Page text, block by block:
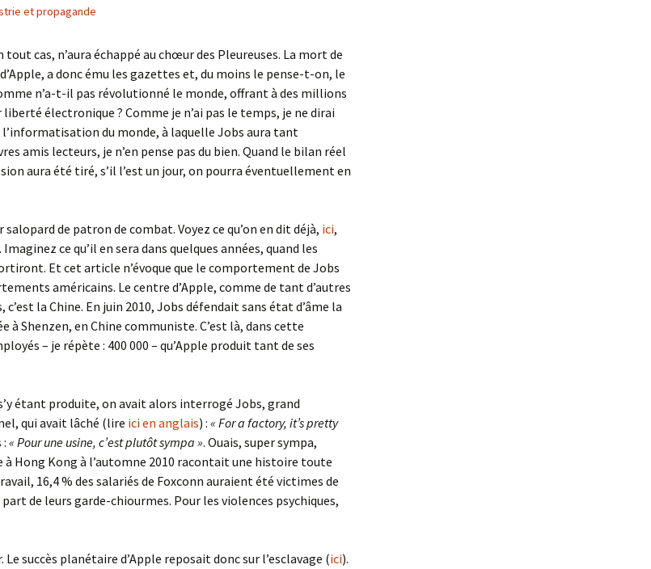
et propagande
tout cas, n’aura échappé au chœur des Pleureuses. La mort de
a donc ému les gazettes et, du moins le pense-t-on, le
n’a-t-il pas révolutionné le monde, offrant à des millions
électronique ? Comme je n’ai pas le temps, je ne dirai
l’informatisation du monde, à laquelle Jobs aura tant
amis lecteurs, je n’en pense pas du bien. Quand le bilan réel
aura été tiré, s’il l’est un jour, on pourra éventuellement en
salopard de patron de combat. Voyez ce qu’on en dit déjà, ici,
ce qu’il en sera dans quelques années, quand les
Et cet article n’évoque que le comportement de Jobs
américains. Le centre d’Apple, comme de tant d’autres
la Chine. En juin 2010, Jobs défendait sans état d’âme la
à Shenzen, en Chine communiste. C’est là, dans cette
– je répète : 400 000 – qu’Apple produit tant de ses
étant produite, on avait alors interrogé Jobs, grand
qui avait lâché (lire ici en anglais) : « For a factory, it’s pretty
« Pour une usine, c’est plutôt sympa ». Ouais, super sympa,
à Hong Kong à l’automne 2010 racontait une histoire toute
16,4 % des salariés de Foxconn auraient été victimes de
de leurs garde-chiourmes. Pour les violences psychiques,
succès planétaire d’Apple reposait donc sur l’esclavage (ici).